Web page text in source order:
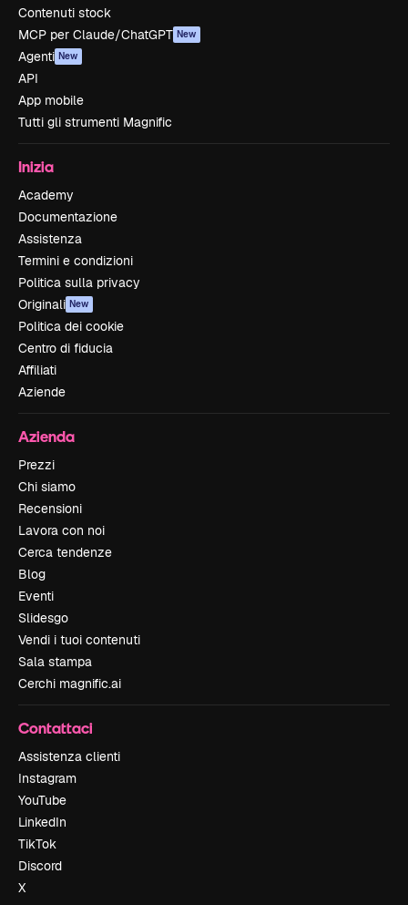
Contenuti stock
MCP per Claude/ChatGPT New
Agenti New
API
App mobile
Tutti gli strumenti Magnific
Inizia
Academy
Documentazione
Assistenza
Termini e condizioni
Politica sulla privacy
Originali New
Politica dei cookie
Centro di fiducia
Affiliati
Aziende
Azienda
Prezzi
Chi siamo
Recensioni
Lavora con noi
Cerca tendenze
Blog
Eventi
Slidesgo
Vendi i tuoi contenuti
Sala stampa
Cerchi magnific.ai
Contattaci
Assistenza clienti
Instagram
YouTube
LinkedIn
TikTok
Discord
X